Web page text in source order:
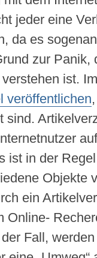
jeder eine
da es
zur Panik,
ist.
veröffentlichen
sind.
ist in der
Objekte
ein
Online-
Fall,